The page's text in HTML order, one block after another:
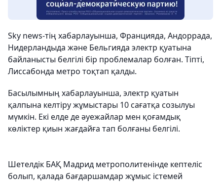
Sky news-тің хабарлауынша, Францияда, Андоррада,
Нидерландыда және Бельгияда электр қуатына
байланысты белгілі бір проблемалар болған. Тіпті,
Лиссабонда метро тоқтап қалды.
Басылымның хабарлауынша, электр қуатын
қалпына келтіру жұмыстары 10 сағатқа созылуы
мүмкін. Екі елде де әуежайлар мен қоғамдық
көліктер қиын жағдайға тап болғаны белгілі.
Шетелдік БАҚ Мадрид метрополитенінде кептеліс
болып, қалада бағдаршамдар жұмыс істемей